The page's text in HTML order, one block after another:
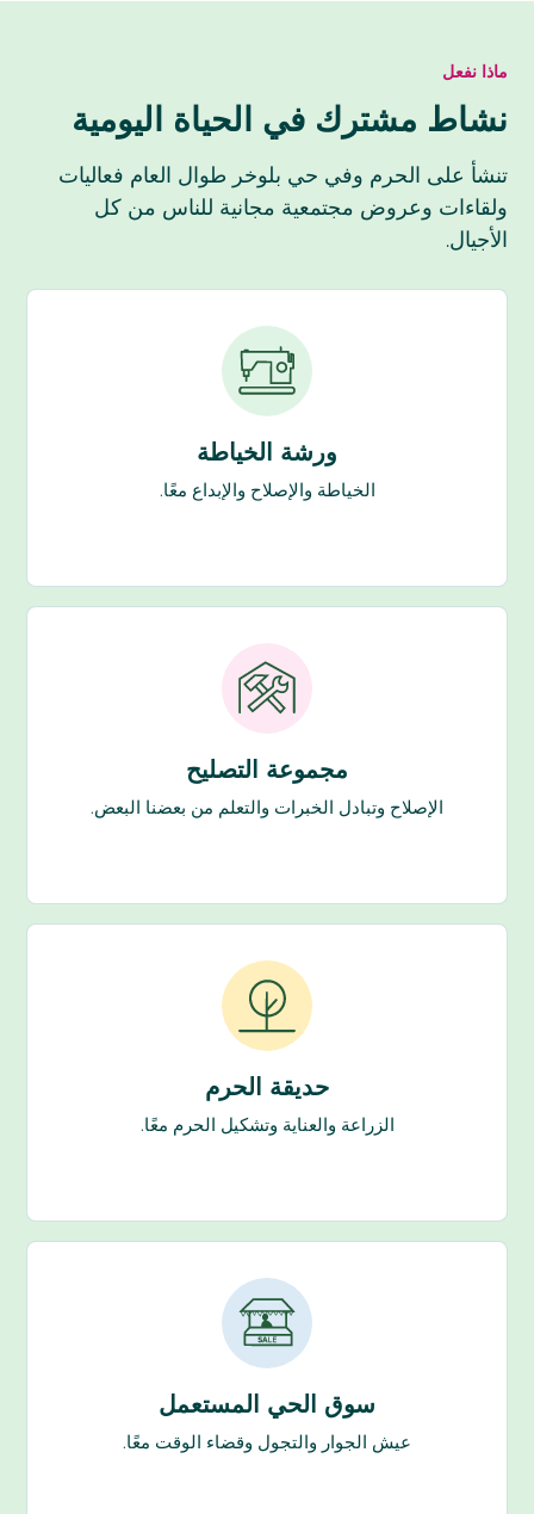
ماذا نفعل
نشاط مشترك في الحياة اليومية
تنشأ على الحرم وفي حي بلوخر طوال العام فعاليات
ولقاءات وعروض مجتمعية مجانية للناس من كل
الأجيال.
ورشة الخياطة
الخياطة والإصلاح والإبداع معًا.
مجموعة التصليح
الإصلاح وتبادل الخبرات والتعلم من بعضنا البعض.
حديقة الحرم
الزراعة والعناية وتشكيل الحرم معًا.
سوق الحي المستعمل
عيش الجوار والتجول وقضاء الوقت معًا.